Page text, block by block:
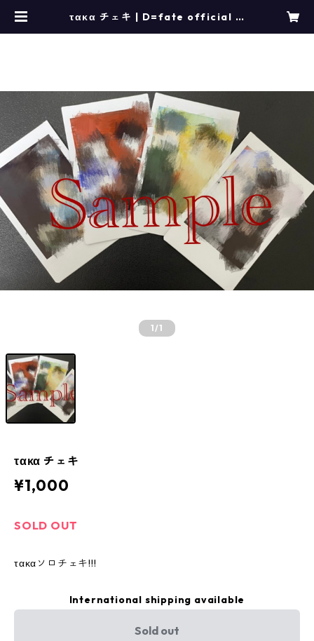
τακα チェキ | D=fate official G
1/1
τακα チェキ
¥1,000
SOLD OUT
τακαソロチェキ!!!
International shipping available
Sold out